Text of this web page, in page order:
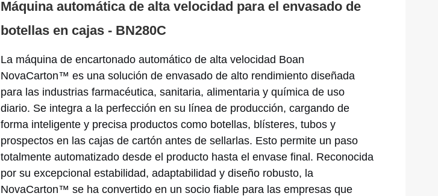
Máquina automática de alta velocidad para el envasado de
botellas en cajas - BN280C
La máquina de encartonado automático de alta velocidad Boan
NovaCarton™ es una solución de envasado de alto rendimiento diseñada
para las industrias farmacéutica, sanitaria, alimentaria y química de uso
diario. Se integra a la perfección en su línea de producción, cargando de
forma inteligente y precisa productos como botellas, blísteres, tubos y
prospectos en las cajas de cartón antes de sellarlas. Esto permite un paso
totalmente automatizado desde el producto hasta el envase final. Reconocida
por su excepcional estabilidad, adaptabilidad y diseño robusto, la
NovaCarton™ se ha convertido en un socio fiable para las empresas que